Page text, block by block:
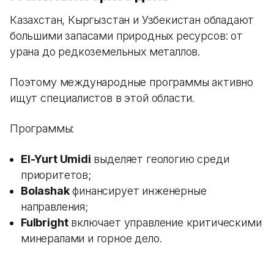
Казахстан, Кыргызстан и Узбекистан обладают
большими запасами природных ресурсов: от
урана до редкоземельных металлов.
Поэтому международные программы активно
ищут специалистов в этой области.
Программы:
El-Yurt Umidi выделяет геологию среди
приоритетов;
Bolashakфинансирует инженерные
направления;
Fulbrightвключает управление критическими
минералами и горное дело.